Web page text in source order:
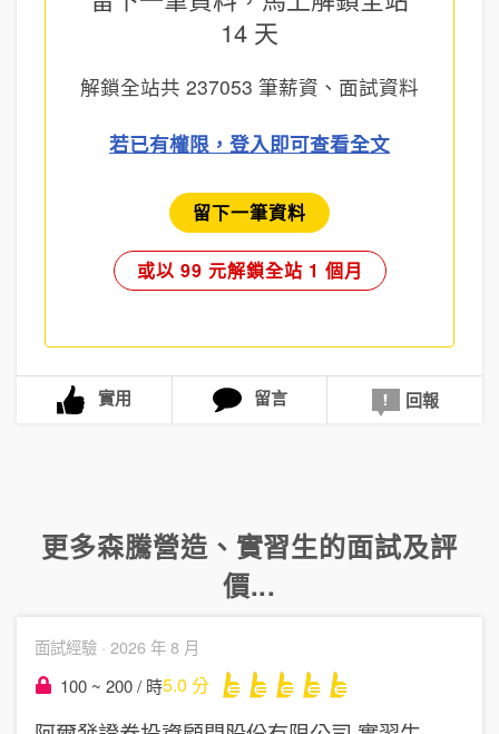
14 天
解鎖全站共 237053 筆薪資、面試資料
若已有權限，登入即可查看全文
留下一筆資料
或以 99 元解鎖全站 1 個月
實用 留言 回報
更多森騰營造、 實習生的面試及評
價...
面試經驗 · 2026 年 8 月
100 ~ 200 / 時5.0 分